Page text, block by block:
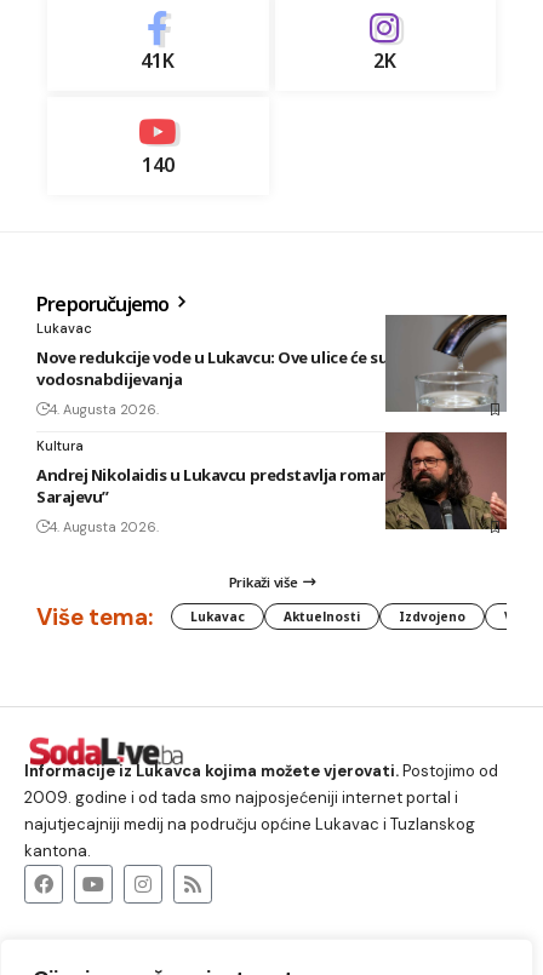
41K 2K
140
Preporučujemo
Lukavac
Nove redukcije vode u Lukavcu: Ove ulice će sutra biti bez
vodosnabdijevanja
4. Augusta 2026.
Kultura
Andrej Nikolaidis u Lukavcu predstavlja roman “Safari u
Sarajevu”
4. Augusta 2026.
Prikaži više
Više tema: Lukavac Aktuelnosti Izdvojeno
Informacije iz Lukavca kojima možete vjerovati.Postojimo od
2009. godine i od tada smo najposjećeniji internet portal i
najutjecajniji medij na području općine Lukavac i Tuzlanskog
kantona.